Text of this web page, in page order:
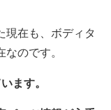
現在も、ボディタ
のです。
ます。